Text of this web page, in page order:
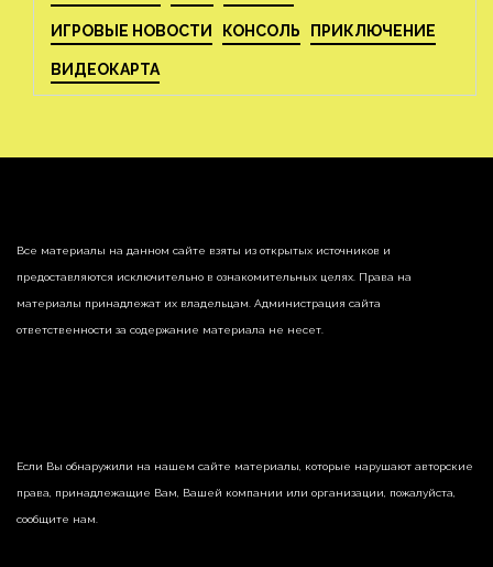
ИГРОВЫЕ НОВОСТИ КОНСОЛЬ ПРИКЛЮЧЕНИЕ
ВИДЕОКАРТА
Все материалы на данном сайте взяты из открытых источников и
предоставляются исключительно в ознакомительных целях. Права на
материалы принадлежат их владельцам. Администрация сайта
ответственности за содержание материала не несет.
Если Вы обнаружили на нашем сайте материалы, которые нарушают авторские
права, принадлежащие Вам, Вашей компании или организации, пожалуйста,
сообщите нам.